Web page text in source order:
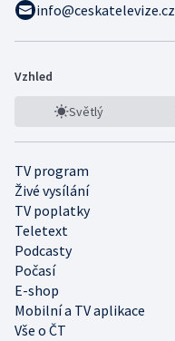
info@ceskatelevize.cz
Vzhled
Světlý
TV program
Živé vysílání
TV poplatky
Teletext
Podcasty
Počasí
E-shop
Mobilní a TV aplikace
Vše o ČT